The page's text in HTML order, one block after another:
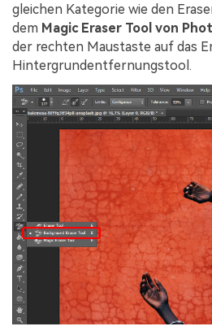
gleichen Kategorie wie den
dem Magic Eraser Tool von
der rechten Maustaste auf das
Hintergrundentfernungstool.